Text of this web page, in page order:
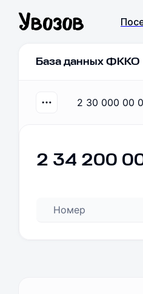
База данных ФККО
2 30 000 00
2 34 200
Номер